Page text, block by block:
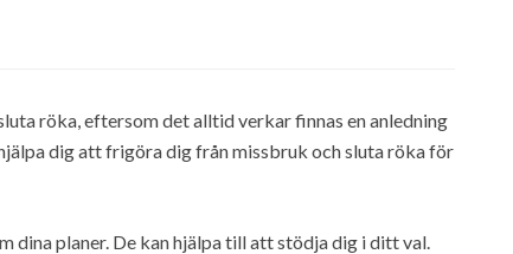
röka, eftersom det alltid verkar finnas en anledning
dig att frigöra dig från missbruk och sluta röka för
dina planer. De kan hjälpa till att stödja dig i ditt val.